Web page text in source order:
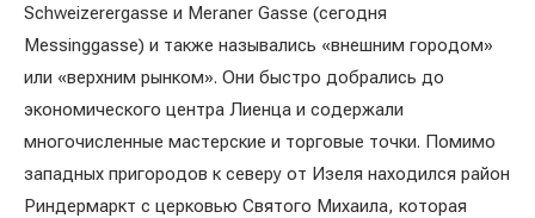
Schweizerergasse и Meraner Gasse (сегодня
Messinggasse) и также назывались «внешним городом»
или «верхним рынком». Они быстро добрались до
экономического центра Лиенца и содержали
многочисленные мастерские и торговые точки. Помимо
западных пригородов к северу от Изеля находился район
Риндермаркт с церковью Святого Михаила, которая